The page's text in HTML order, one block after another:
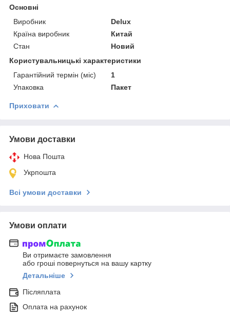
Основні
Виробник
Delux
Країна виробник
Китай
Стан
Новий
Користувальницькі характеристики
Гарантійний термін (міс)
1
Упаковка
Пакет
Приховати
Умови доставки
Нова Пошта
Укрпошта
Всі умови доставки
Умови оплати
Ви отримаєте замовлення
або гроші повернуться на вашу картку
Детальніше
Післяплата
Оплата на рахунок